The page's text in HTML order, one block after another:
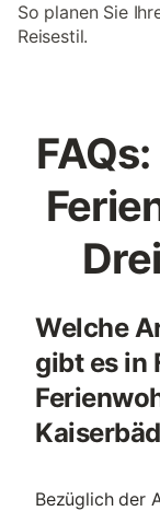
So planen Sie
Reisestil.
Welche
gibt es in
Bezüglich der